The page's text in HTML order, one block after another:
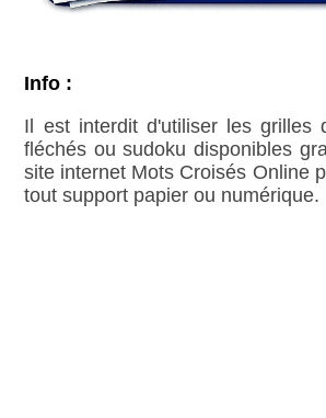
Info :
Il est interdit d'utiliser les grilles
fléchés ou sudoku disponibles
site internet Mots Croisés Online
tout support papier ou numérique.